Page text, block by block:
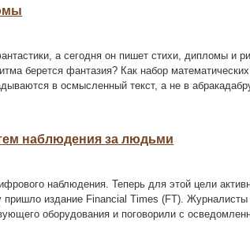
а сегодня он пишет стихи, дипломы и
берется фантазия? Как набор
в осмысленный текст, а не в
наблюдения за людьми
наблюдения. Теперь для этой цели
пришло издание Financial Times (FT). Журналисты
оборудования и поговорили с